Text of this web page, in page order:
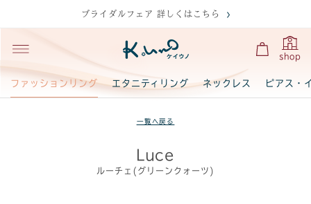
ブライダルフェア 詳しくはこちら
shop
ファッションリング エタニティリング ネックレス ピアス・
一覧へ戻る
Luce
ルーチェ(グリーンクォーツ)